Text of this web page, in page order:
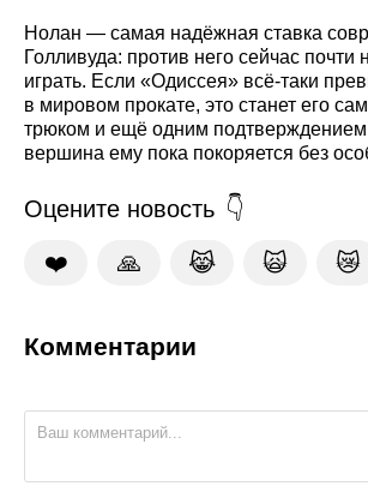
Нолан — самая надёжная ставка
Голливуда: против него сейчас почти
играть. Если «Одиссея» всё-таки
в мировом прокате, это станет его
трюком и ещё одним подтверждением
вершина ему пока покоряется без
Оцените новость
❤️ 🙏 😹 🙀 😿
Комментарии